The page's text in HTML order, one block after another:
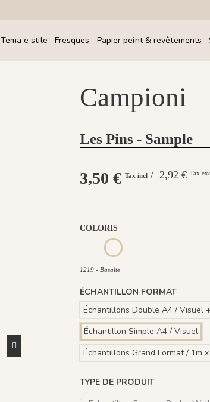
Tema e stile Fresques Papier peint & revêtements
Campioni
Les Pins - Sample
3,50 € Tax incl / 2,92 € Tax
COLORIS
1220 - Vert1219 - Basalte
1219 - Basalte
ÉCHANTILLON FORMAT
Échantillons Double A4 / Visuel
Échantillon Simple A4 / Visuel
Échantillons Grand Format / 1m x
TYPE DE PRODUIT